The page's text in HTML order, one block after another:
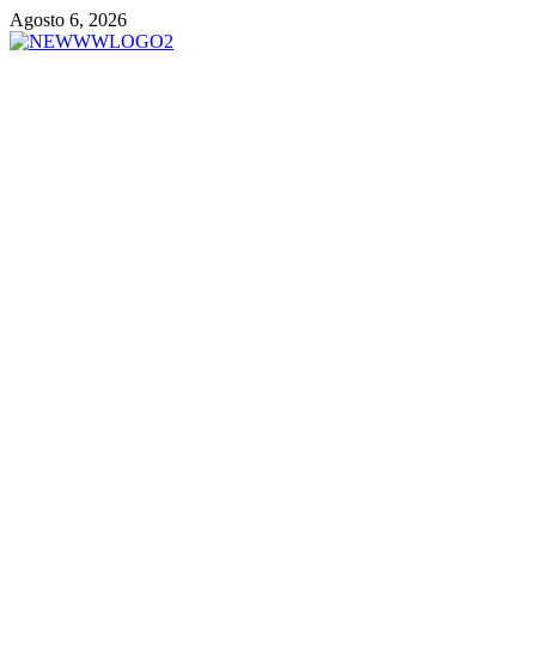
Vai
al
Agosto 6, 2026